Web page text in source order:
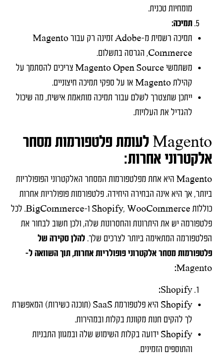
מומחיות טכנית.
תמיכה:
תמיכה רשמית מ-Adobe זמינה רק עבור Magento
Commerce, הגרסה בתשלום.
משתמשי Magento Open Source צריכים להסתמך על
קהילת Magento או על ספקי תמיכה חיצוניים.
ייתכן שתצטרך לשלם עבור תמיכה מותאמת אישית, מה שיכול
להגדיל את העלויות.
Magento לעומת פלטפורמות מסחר
אלקטרוני אחרות:
Magento היא אחת מפלטפורמות המסחר האלקטרוני הפופולריות
ביותר, אך היא אינה הבחירה היחידה. פלטפורמות פופולריות אחרות
כוללות Shopify, WooCommerce ו-BigCommerce. לכל
פלטפורמה יש את היתרונות והחסרונות שלה, ולכן חשוב לבחור את
הפלטפורמה המתאימה ביותר לצרכים שלך. להלן סקירה של
פלטפורמות מסחר אלקטרוני פופולריות אחרות, תוך השוואה ל-
Magento:
Shopify:
Shopify היא פלטפורמת SaaS (תוכנה כשירות) המאפשרת
לך להקים חנות מקוונת בקלות ובמהירות.
Shopify ידועה בקלות השימוש שלה ובמגוון התבניות
והתוספים הזמינים.